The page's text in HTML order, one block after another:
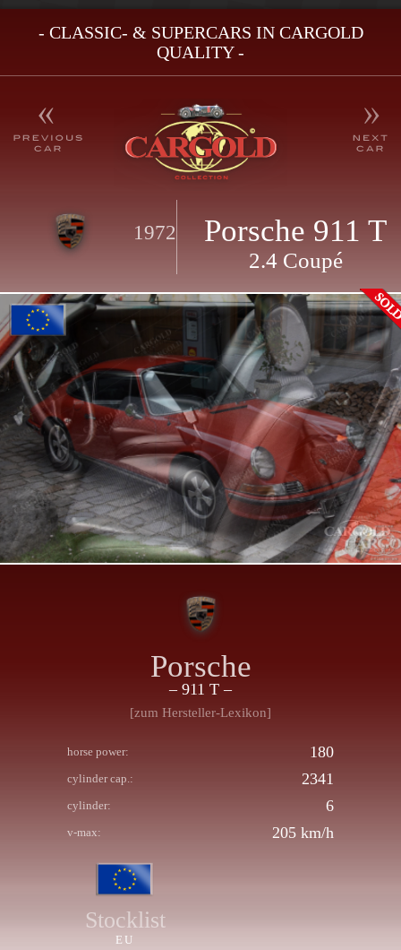
- CLASSIC- & SUPERCARS IN CARGOLD
QUALITY -
1972 Porsche 911 T
2.4 Coupé
Porsche
– 911 T –
[zum Hersteller-Lexikon]
horse power: 180
cylinder cap.: 2341
cylinder: 6
v-max: 205 km/h
Stocklist
EU